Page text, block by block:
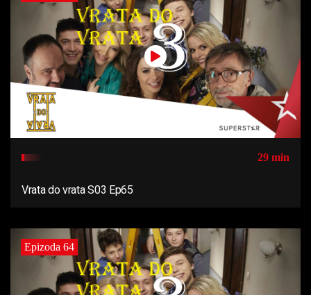
29 min
Vrata do vrata S03 Ep65
Epizoda 64